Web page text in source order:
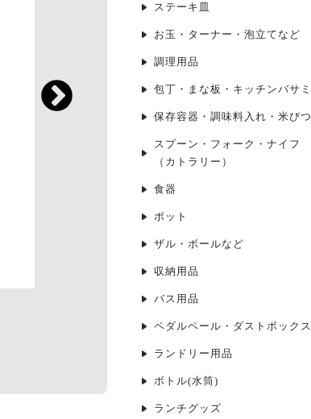
ステーキ皿
お玉・ターナー・泡立てなど
調理用品
包丁・まな板・キッチンバサミ
保存容器・調味料入れ・米びつ
スプーン・フォーク・ナイフ
（カトラリー）
食器
ポット
ザル・ボールなど
収納用品
バス用品
ペダルペール・ダストボックス
ランドリー用品
ボトル(水筒)
ランチグッズ